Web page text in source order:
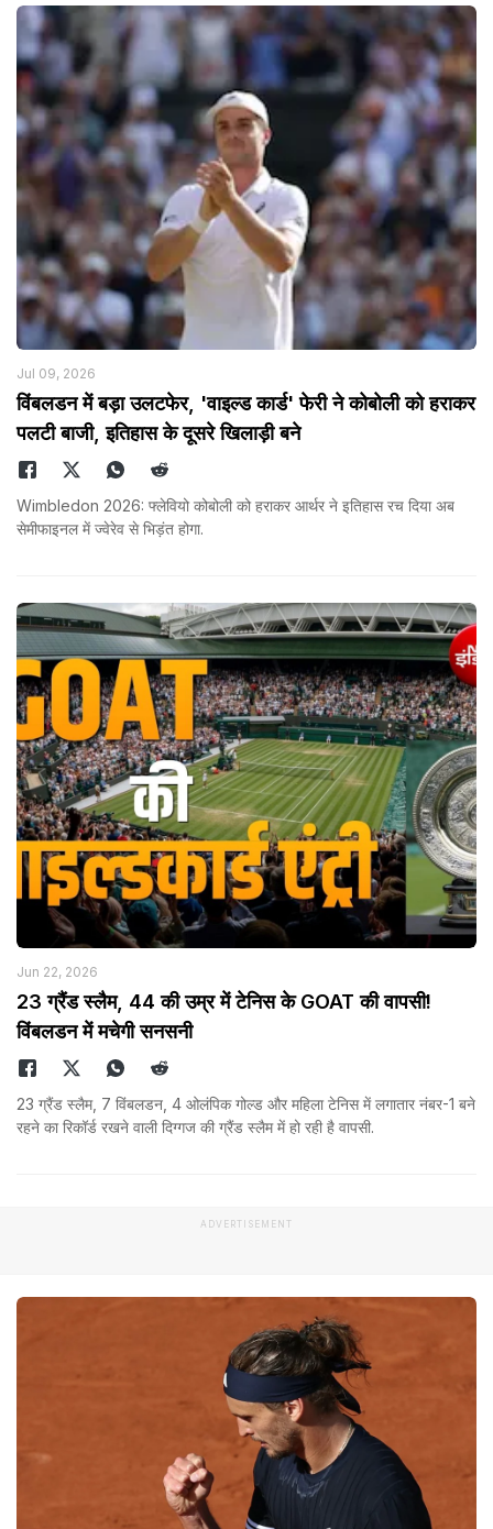
Jul 09, 2026
विंबलडन में बड़ा उलटफेर, 'वाइल्ड कार्ड' फेरी ने कोबोली को हराकर
पलटी बाजी, इतिहास के दूसरे खिलाड़ी बने
Wimbledon 2026: फ्लेवियो कोबोली को हराकर आर्थर ने इतिहास रच दिया अब
सेमीफाइनल में ज्वेरेव से भिड़ंत होगा.
Jun 22, 2026
23 ग्रैंड स्लैम, 44 की उम्र में टेनिस के GOAT की वापसी!
विंबलडन में मचेगी सनसनी
23 ग्रैंड स्लैम, 7 विंबलडन, 4 ओलंपिक गोल्ड और महिला टेनिस में लगातार नंबर-1 बने
रहने का रिकॉर्ड रखने वाली दिग्गज की ग्रैंड स्लैम में हो रही है वापसी.
ADVERTISEMENT